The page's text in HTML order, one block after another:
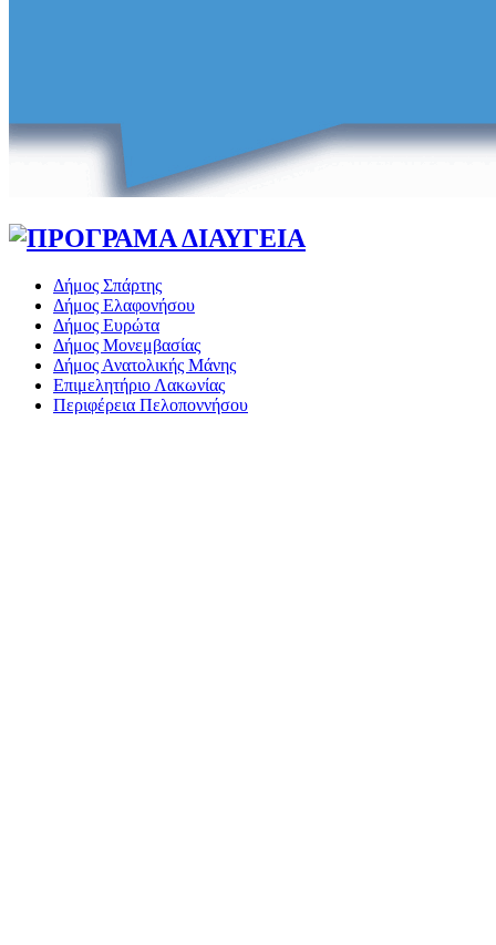
Δήμος Σπάρτης
Δήμος Ελαφονήσου
Δήμος Ευρώτα
Δήμος Μονεμβασίας
Δήμος Ανατολικής Μάνης
Επιμελητήριο Λακωνίας
Περιφέρεια Πελοποννήσου